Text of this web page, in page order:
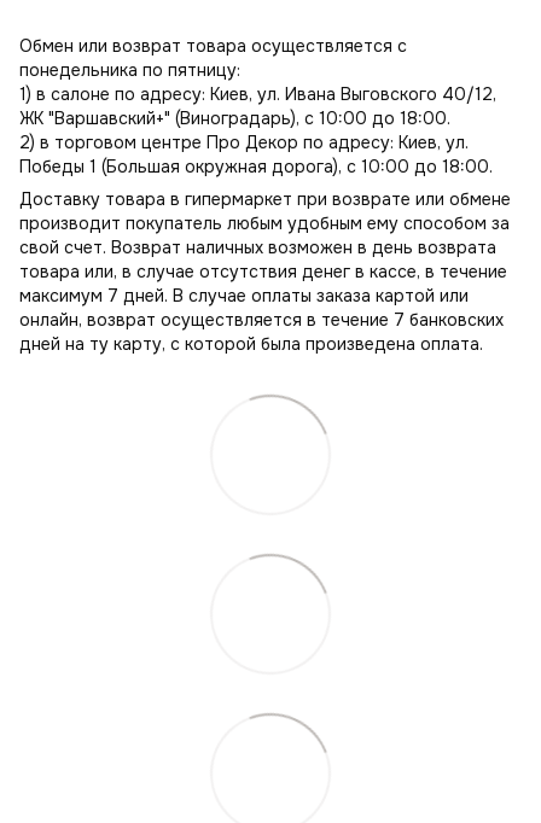
Обмен или возврат товара осуществляется с
понедельника по пятницу:
1) в салоне по адресу: Киев, ул. Ивана Выговского 40/12,
ЖК "Варшавский+" (Виноградарь), с 10:00 до 18:00.
2) в торговом центре Про Декор по адресу: Киев, ул.
Победы 1 (Большая окружная дорога), с 10:00 до 18:00.
Доставку товара в гипермаркет при возврате или обмене
производит покупатель любым удобным ему способом за
свой счет. Возврат наличных возможен в день возврата
товара или, в случае отсутствия денег в кассе, в течение
максимум 7 дней. В случае оплаты заказа картой или
онлайн, возврат осуществляется в течение 7 банковских
дней на ту карту, с которой была произведена оплата.